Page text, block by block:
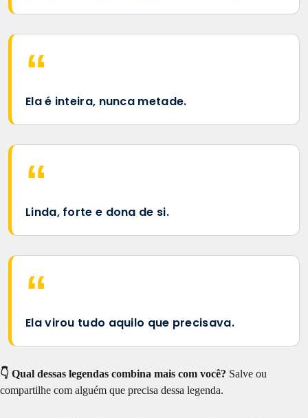
Ela é inteira, nunca metade.
Linda, forte e dona de si.
Ela virou tudo aquilo que precisava.
👇 Qual dessas legendas combina mais com você? Salve ou
compartilhe com alguém que precisa dessa legenda.